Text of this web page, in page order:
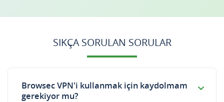
SIKÇA SORULAN SORULAR
Browsec VPN'i kullanmak için kaydolmam
gerekiyor mu?